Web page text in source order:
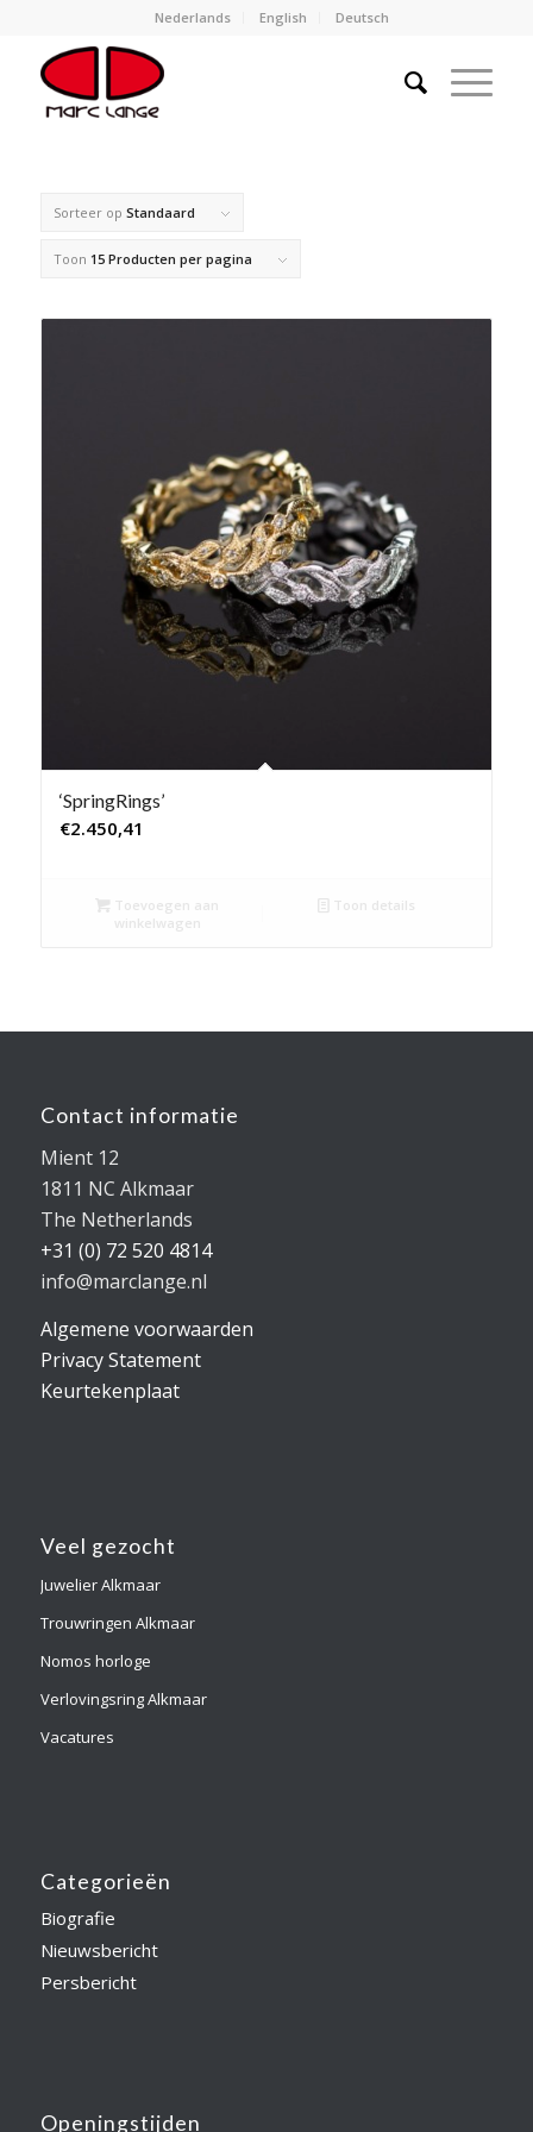
Nederlands English Deutsch
Sorteer op Standaard
Toon 15 Producten per pagina
‘SpringRings’
€2.450,41
Toevoegen aan
winkelwagen
Toon details
Contact informatie
Mient 12
1811 NC Alkmaar
The Netherlands
+31 (0) 72 520 4814
info@marclange.nl
Algemene voorwaarden
Privacy Statement
Keurtekenplaat
Veel gezocht
Juwelier Alkmaar
Trouwringen Alkmaar
Nomos horloge
Verlovingsring Alkmaar
Vacatures
Categorieën
Biografie
Nieuwsbericht
Persbericht
Openingstijden